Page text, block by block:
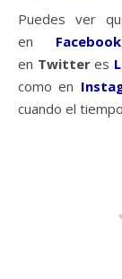
Puedes ver
en Facebook
en Twitteres
como en
cuando el